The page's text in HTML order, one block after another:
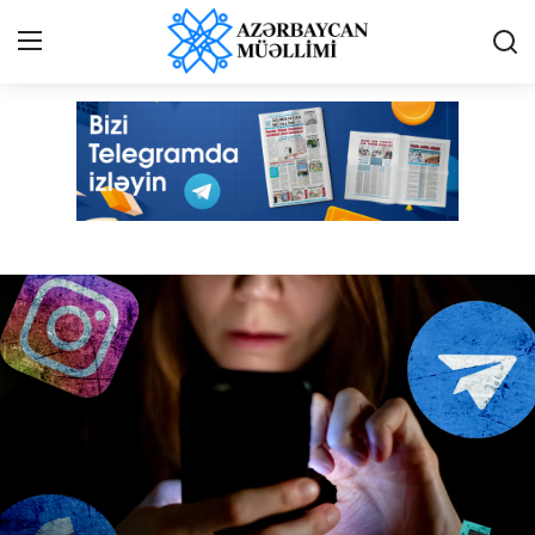
Giriş Qeydiyyat
Qəzetə elan ver
Haqqımızda
Reklam və elan
Azərbaycan müəllimi - Online qəzet